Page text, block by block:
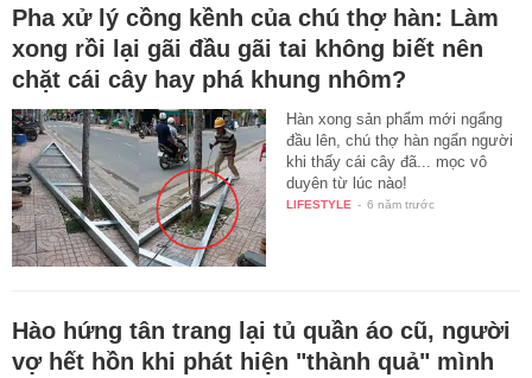
Pha xử lý cồng kềnh của chú thợ hàn: Làm
xong rồi lại gãi đầu gãi tai không biết nên
chặt cái cây hay phá khung nhôm?
Hàn xong sản phẩm mới ngẩng
đầu lên, chú thợ hàn ngẩn người
khi thấy cái cây đã... mọc vô
duyên từ lúc nào!
LIFESTYLE - 6 năm trước
Hào hứng tân trang lại tủ quần áo cũ, người
vợ hết hồn khi phát hiện "thành quả" mình